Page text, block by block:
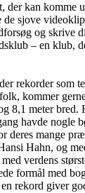
kan
sjove
og skrive
– en klub,
rekorder
kommer
meter
havde nogle
mange
Hahn, og
verdens
formål med
rekord giver